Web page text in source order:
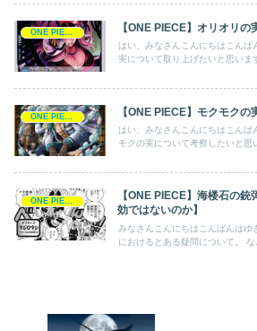
【ONE PIECE】オリオリの
はい、みなさんこんにちはこんば
実について取り上げたいと思いま
【ONE PIECE】モクモクの
はい、みなさんこんにちはこんば
モクの実について考察したいと思
【ONE PIECE】海楼石の
効ではないのか】
みなさんこんにちはこんばんは
におけるとある疑問について。 な